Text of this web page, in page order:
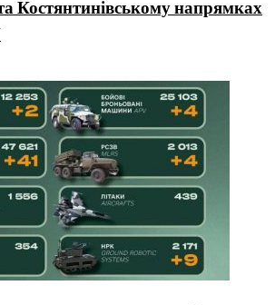
Костянтинівському напрямках